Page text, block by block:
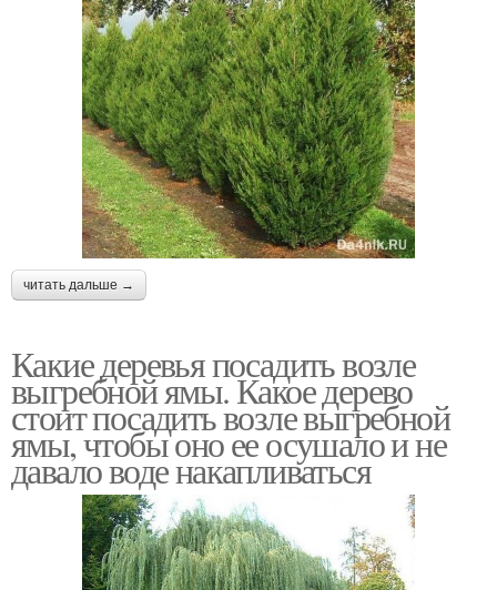
читать дальше →
Какие деревья посадить возле
выгребной ямы. Какое дерево
стоит посадить возле выгребной
ямы, чтобы оно ее осушало и не
давало воде накапливаться